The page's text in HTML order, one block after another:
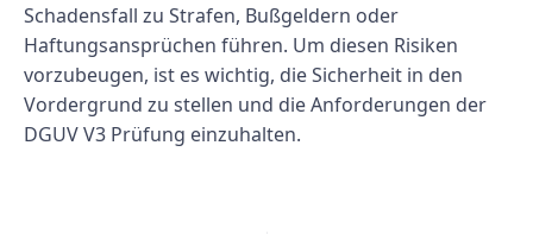
Schadensfall zu Strafen, Bußgeldern oder
Haftungsansprüchen führen. Um diesen Risiken
vorzubeugen, ist es wichtig, die Sicherheit in den
Vordergrund zu stellen und die Anforderungen der
DGUV V3 Prüfung einzuhalten.